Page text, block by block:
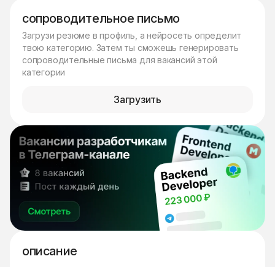
сопроводительное письмо
Загрузи резюме в профиль, а нейросеть определит
твою категорию. Затем ты сможешь генерировать
сопроводительные письма для вакансий этой
категории
Загрузить
описание